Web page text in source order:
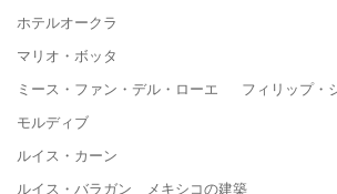
ホテルオークラ
マリオ・ボッタ
ミース・ファン・デル・ローエ フィリップ・
モルディブ
ルイス・カーン
ルイス・バラガン メキシコの建築